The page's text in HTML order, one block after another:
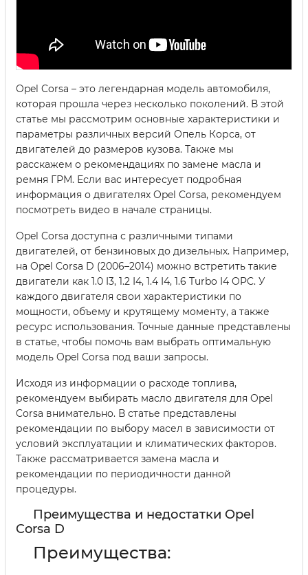
Opel Corsa – это легендарная модель автомобиля,
которая прошла через несколько поколений. В этой
статье мы рассмотрим основные характеристики и
параметры различных версий Опель Корса, от
двигателей до размеров кузова. Также мы
расскажем о рекомендациях по замене масла и
ремня ГРМ. Если вас интересует подробная
информация о двигателях Opel Corsa, рекомендуем
посмотреть видео в начале страницы.
Opel Corsa доступна с различными типами
двигателей, от бензиновых до дизельных. Например,
на Opel Corsa D (2006–2014) можно встретить такие
двигатели как 1.0 I3, 1.2 I4, 1.4 I4, 1.6 Turbo I4 OPC. У
каждого двигателя свои характеристики по
мощности, объему и крутящему моменту, а также
ресурс использования. Точные данные представлены
в статье, чтобы помочь вам выбрать оптимальную
модель Opel Corsa под ваши запросы.
Исходя из информации о расходе топлива,
рекомендуем выбирать масло двигателя для Opel
Corsa внимательно. В статье представлены
рекомендации по выбору масел в зависимости от
условий эксплуатации и климатических факторов.
Также рассматривается замена масла и
рекомендации по периодичности данной
процедуры.
Преимущества и недостатки Opel
Corsa D
Преимущества: